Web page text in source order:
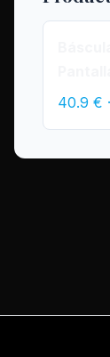
40.9 €